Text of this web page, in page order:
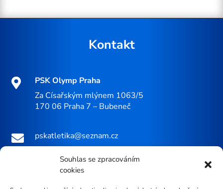
Souhlas se zpracováním
cookies
Kontakt

PSK Olymp Praha
Za Císařským mlýnem 1063/5
170 06 Praha 7 – Bubeneč
 pskatletika@seznam.cz
+420 605 229 483 (Michal Krčmář)